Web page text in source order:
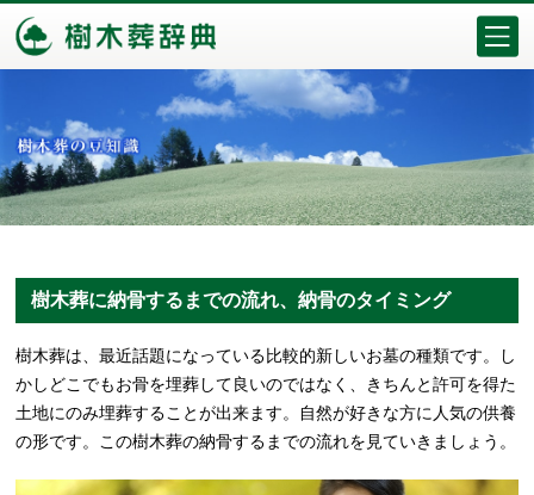
樹木葬に納骨するまでの流れ、納骨のタイミング
樹木葬は、最近話題になっている比較的新しいお墓の種類です。し
かしどこでもお骨を埋葬して良いのではなく、きちんと許可を得た
土地にのみ埋葬することが出来ます。自然が好きな方に人気の供養
の形です。この樹木葬の納骨するまでの流れを見ていきましょう。